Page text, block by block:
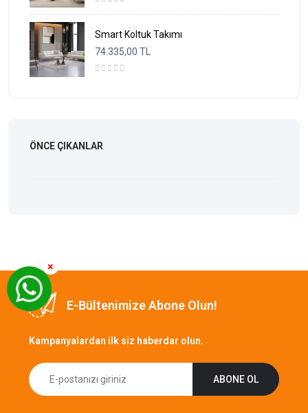
Smart Koltuk Takımı
74.335,00 TL
ÖNCE ÇIKANLAR
E-Bültenimize Abone Olun!
Kampanyalardan ilk siz haberdar olun.
ABONE OL
×